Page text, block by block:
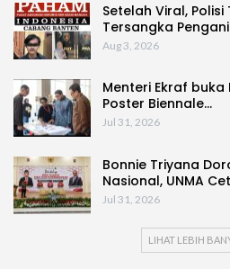
Setelah Viral,
Tersangka
Aug 3, 2026
Menteri Ekraf
Poster Biennale…
Jul 31, 2026
Bonnie Triyana
Nasional, UNMA
Jul 31, 2026
LIHAT LEBIH